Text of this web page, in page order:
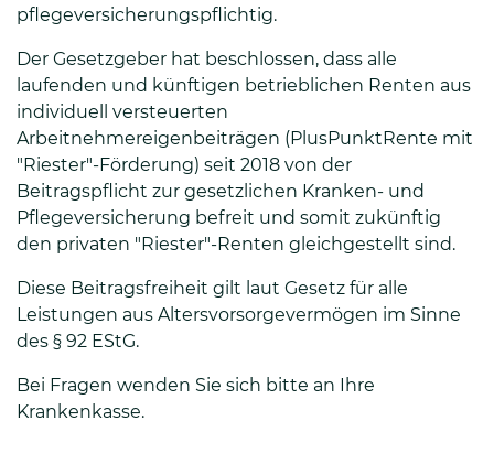
pflegeversicherungspflichtig.
Der Gesetzgeber hat beschlossen, dass alle
laufenden und künftigen betrieblichen Renten aus
individuell versteuerten
Arbeitnehmereigenbeiträgen (PlusPunktRente mit
"Riester"-Förderung) seit 2018 von der
Beitragspflicht zur gesetzlichen Kranken- und
Pflegeversicherung befreit und somit zukünftig
den privaten "Riester"-Renten gleichgestellt sind.
Diese Beitragsfreiheit gilt laut Gesetz für alle
Leistungen aus Altersvorsorgevermögen im Sinne
des § 92 EStG.
Bei Fragen wenden Sie sich bitte an Ihre
Krankenkasse.